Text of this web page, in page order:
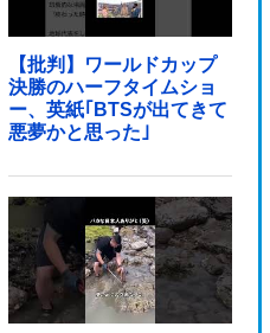
【批判】ワールドカップ
決勝のハーフタイムショ
ー、英紙｢BTSが出てきて
悪夢かと思った｣